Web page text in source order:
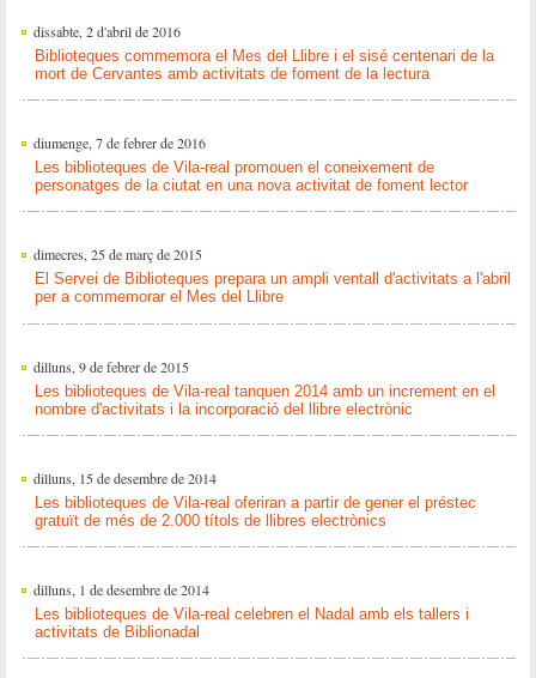
dissabte, 2 d'abril de 2016
Biblioteques commemora el Mes del Llibre i el sisé centenari de la
mort de Cervantes amb activitats de foment de la lectura
diumenge, 7 de febrer de 2016
Les biblioteques de Vila-real promouen el coneixement de
personatges de la ciutat en una nova activitat de foment lector
dimecres, 25 de març de 2015
El Servei de Biblioteques prepara un ampli ventall d'activitats a l'abril
per a commemorar el Mes del Llibre
dilluns, 9 de febrer de 2015
Les biblioteques de Vila-real tanquen 2014 amb un increment en el
nombre d'activitats i la incorporació del llibre electrònic
dilluns, 15 de desembre de 2014
Les biblioteques de Vila-real oferiran a partir de gener el préstec
gratuït de més de 2.000 títols de llibres electrònics
dilluns, 1 de desembre de 2014
Les biblioteques de Vila-real celebren el Nadal amb els tallers i
activitats de Biblionadal